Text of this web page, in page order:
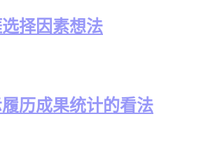
择因素想法
历成果统计的看法